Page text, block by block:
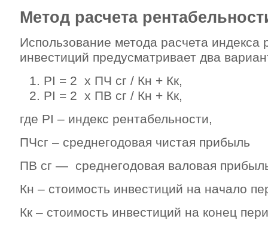
Метод расчета
Использование метода расчета индекса
инвестиций предусматривает два
РІ = 2 х ПЧ сг / Кн + Кк,
РІ = 2 х ПВ сг / Кн + Кк,
где РІ – индекс рентабельности,
ПЧсг – среднегодовая чистая прибыль
ПВ сг — среднегодовая валовая
Кн – стоимость инвестиций на начало
Кк – стоимость инвестиций на конец